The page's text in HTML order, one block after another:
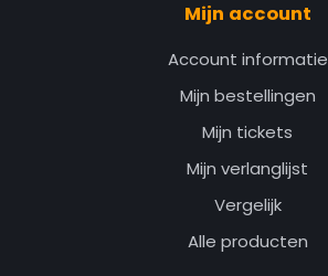
Mijn account
Account informatie
Mijn bestellingen
Mijn tickets
Mijn verlanglijst
Vergelijk
Alle producten